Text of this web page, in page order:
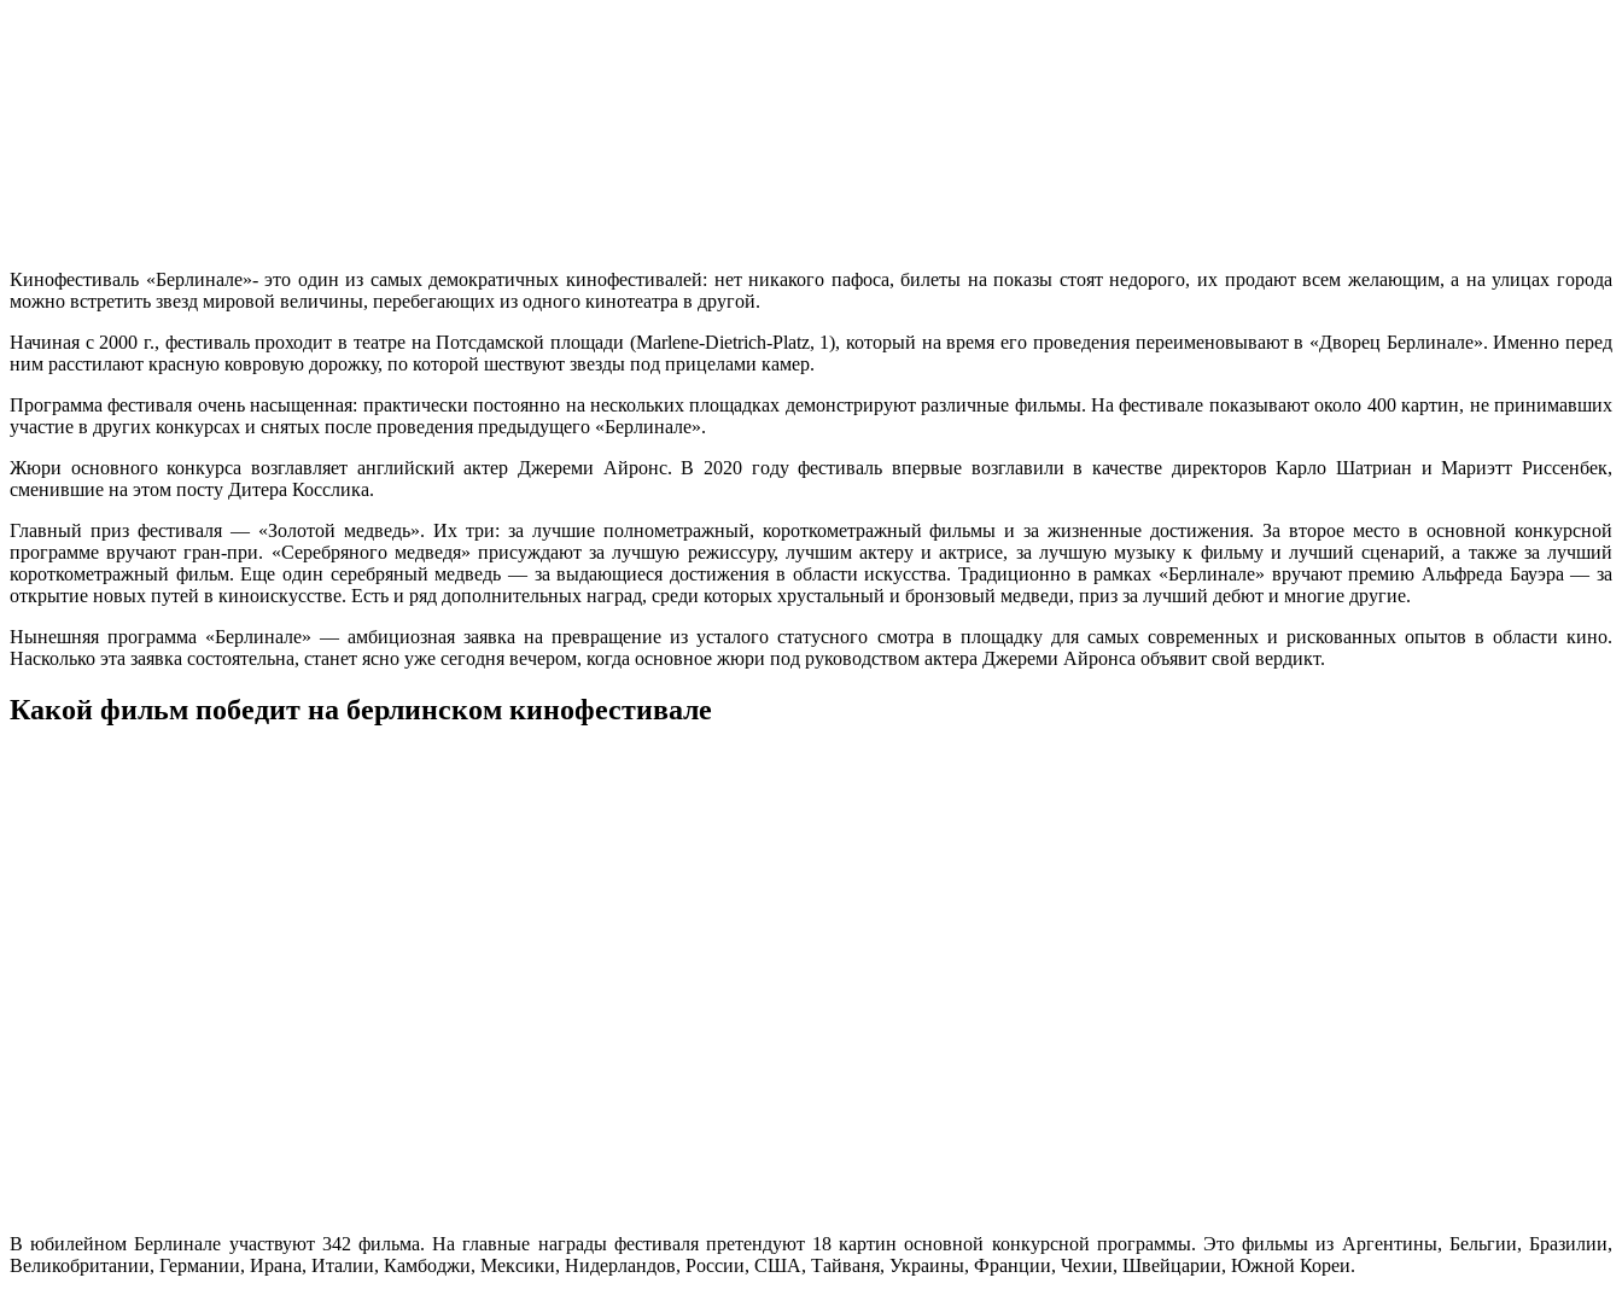
Кинофестиваль «Берлинале»- это один из самых демократичных кинофестивалей: нет никакого пафоса, билеты на показы стоят недорого, их продают всем желающим, а на улицах города
можно встретить звезд мировой величины, перебегающих из одного кинотеатра в другой.
Начиная с 2000 г., фестиваль проходит в театре на Потсдамской площади (Marlene-Dietrich-Platz, 1), который на время его проведения переименовывают в «Дворец Берлинале». Именно перед
ним расстилают красную ковровую дорожку, по которой шествуют звезды под прицелами камер.
Программа фестиваля очень насыщенная: практически постоянно на нескольких площадках демонстрируют различные фильмы. На фестивале показывают около 400 картин, не принимавших
участие в других конкурсах и снятых после проведения предыдущего «Берлинале».
Жюри основного конкурса возглавляет английский актер Джереми Айронс. В 2020 году фестиваль впервые возглавили в качестве директоров Карло Шатриан и Мариэтт Риссенбек,
сменившие на этом посту Дитера Косслика.
Главный приз фестиваля — «Золотой медведь». Их три: за лучшие полнометражный, короткометражный фильмы и за жизненные достижения. За второе место в основной конкурсной
программе вручают гран-при. «Серебряного медведя» присуждают за лучшую режиссуру, лучшим актеру и актрисе, за лучшую музыку к фильму и лучший сценарий, а также за лучший
короткометражный фильм. Еще один серебряный медведь — за выдающиеся достижения в области искусства. Традиционно в рамках «Берлинале» вручают премию Альфреда Бауэра — за
открытие новых путей в киноискусстве. Есть и ряд дополнительных наград, среди которых хрустальный и бронзовый медведи, приз за лучший дебют и многие другие.
Нынешняя программа «Берлинале» — амбициозная заявка на превращение из усталого статусного смотра в площадку для самых современных и рискованных опытов в области кино.
Насколько эта заявка состоятельна, станет ясно уже сегодня вечером, когда основное жюри под руководством актера Джереми Айронса объявит свой вердикт.
Какой фильм победит на берлинском кинофестивале
В юбилейном Берлинале участвуют 342 фильма. На главные награды фестиваля претендуют 18 картин основной конкурсной программы. Это фильмы из Аргентины, Бельгии, Бразилии,
Великобритании, Германии, Ирана, Италии, Камбоджи, Мексики, Нидерландов, России, США, Тайваня, Украины, Франции, Чехии, Швейцарии, Южной Кореи.